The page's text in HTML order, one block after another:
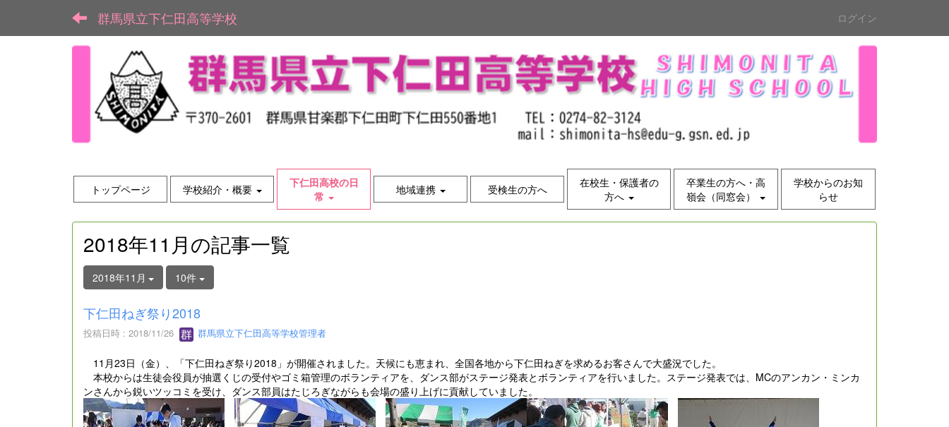
群馬県立下仁田高等学校 ログイン
トップページ 学校紹介・概要
下仁田高校の日
常
地域連携 受検生の方へ
在校生・保護者の
方へ
卒業生の方へ・高
嶺会（同窓会）
学校からのお知
らせ
2018年11月の記事一覧
2018年11月 10件
下仁田ねぎ祭り2018
投稿日時 : 2018/11/26 群馬県立下仁田高等学校管理者
11月23日（金）、「下仁田ねぎ祭り2018」が開催されました。天候にも恵まれ、全国各地から下仁田ねぎを求めるお客さんで大盛況でした。
本校からは生徒会役員が抽選くじの受付やゴミ箱管理のボランティアを、ダンス部がステージ発表とボランティアを行いました。ステージ発表では、MCのアンカン・ミンカ
ンさんから鋭いツッコミを受け、ダンス部員はたじろぎながらも会場の盛り上げに貢献していました。